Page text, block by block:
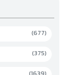
(677)
(375)